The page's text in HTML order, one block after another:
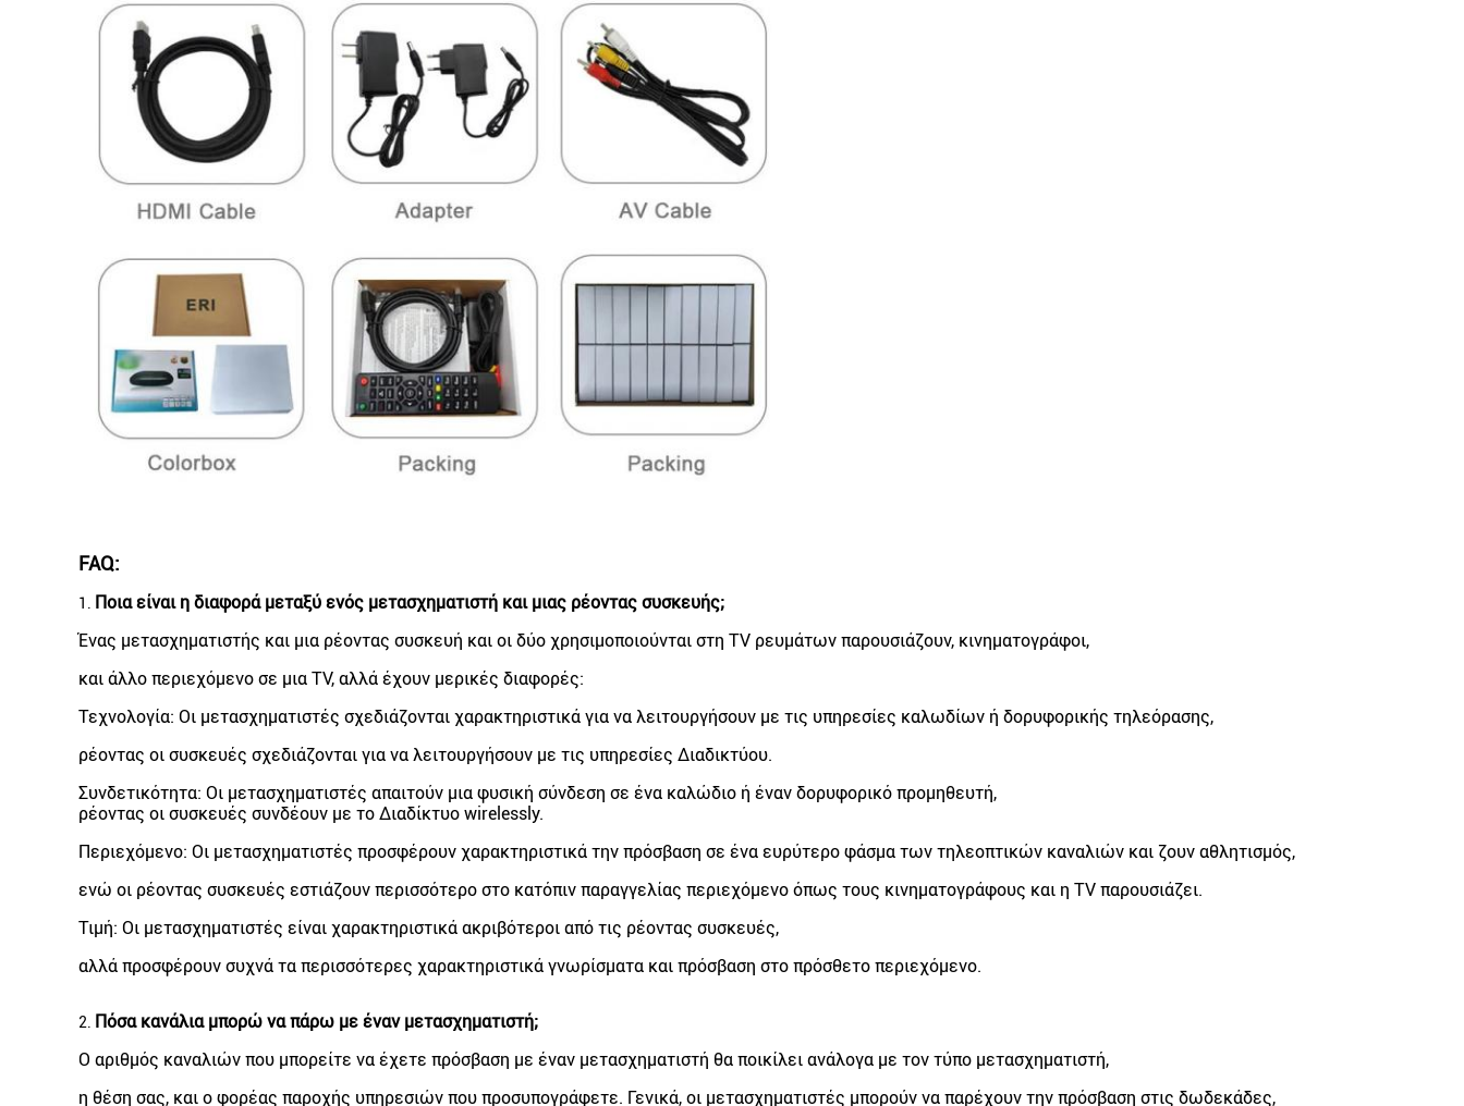
FAQ:
1. Ποια είναι η διαφορά μεταξύ ενός μετασχηματιστή και μιας ρέοντας συσκευής;
Ένας μετασχηματιστής και μια ρέοντας συσκευή και οι δύο χρησιμοποιούνται στη TV ρευμάτων παρουσιάζουν, κινηματογράφοι,
και άλλο περιεχόμενο σε μια TV, αλλά έχουν μερικές διαφορές:
Τεχνολογία: Οι μετασχηματιστές σχεδιάζονται χαρακτηριστικά για να λειτουργήσουν με τις υπηρεσίες καλωδίων ή δορυφορικής τηλεόρασης,
ρέοντας οι συσκευές σχεδιάζονται για να λειτουργήσουν με τις υπηρεσίες Διαδικτύου.
Συνδετικότητα: Οι μετασχηματιστές απαιτούν μια φυσική σύνδεση σε ένα καλώδιο ή έναν δορυφορικό προμηθευτή,
ρέοντας οι συσκευές συνδέουν με το Διαδίκτυο wirelessly.
Περιεχόμενο: Οι μετασχηματιστές προσφέρουν χαρακτηριστικά την πρόσβαση σε ένα ευρύτερο φάσμα των τηλεοπτικών καναλιών και ζουν αθλητισμός,
ενώ οι ρέοντας συσκευές εστιάζουν περισσότερο στο κατόπιν παραγγελίας περιεχόμενο όπως τους κινηματογράφους και η TV παρουσιάζει.
Τιμή: Οι μετασχηματιστές είναι χαρακτηριστικά ακριβότεροι από τις ρέοντας συσκευές,
αλλά προσφέρουν συχνά τα περισσότερες χαρακτηριστικά γνωρίσματα και πρόσβαση στο πρόσθετο περιεχόμενο.
2. Πόσα κανάλια μπορώ να πάρω με έναν μετασχηματιστή;
Ο αριθμός καναλιών που μπορείτε να έχετε πρόσβαση με έναν μετασχηματιστή θα ποικίλει ανάλογα με τον τύπο μετασχηματιστή,
η θέση σας, και ο φορέας παροχής υπηρεσιών που προσυπογράφετε. Γενικά, οι μετασχηματιστές μπορούν να παρέχουν την πρόσβαση στις δωδεκάδες,